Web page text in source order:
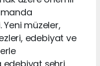
müzeler,
edebiyat ve